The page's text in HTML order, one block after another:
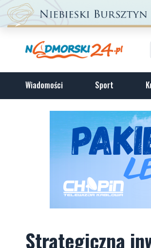
Wiadomości Sport
Strategiczna